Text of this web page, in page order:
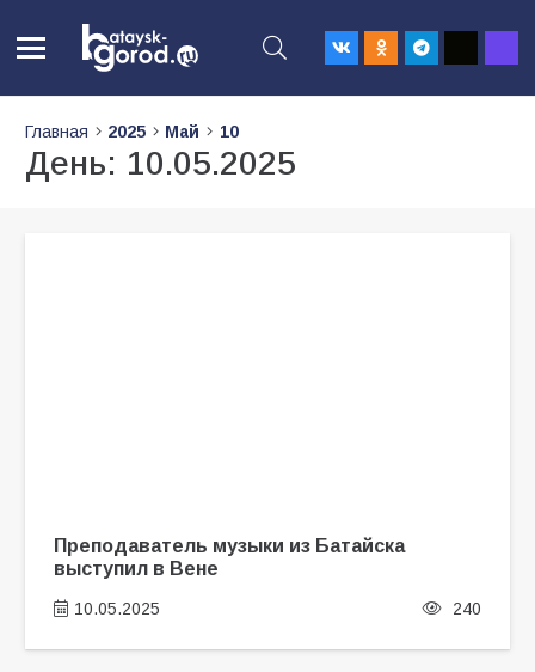
Главная 2025 Май 10
День: 10.05.2025
Преподаватель музыки из Батайска
выступил в Вене
10.05.2025 240